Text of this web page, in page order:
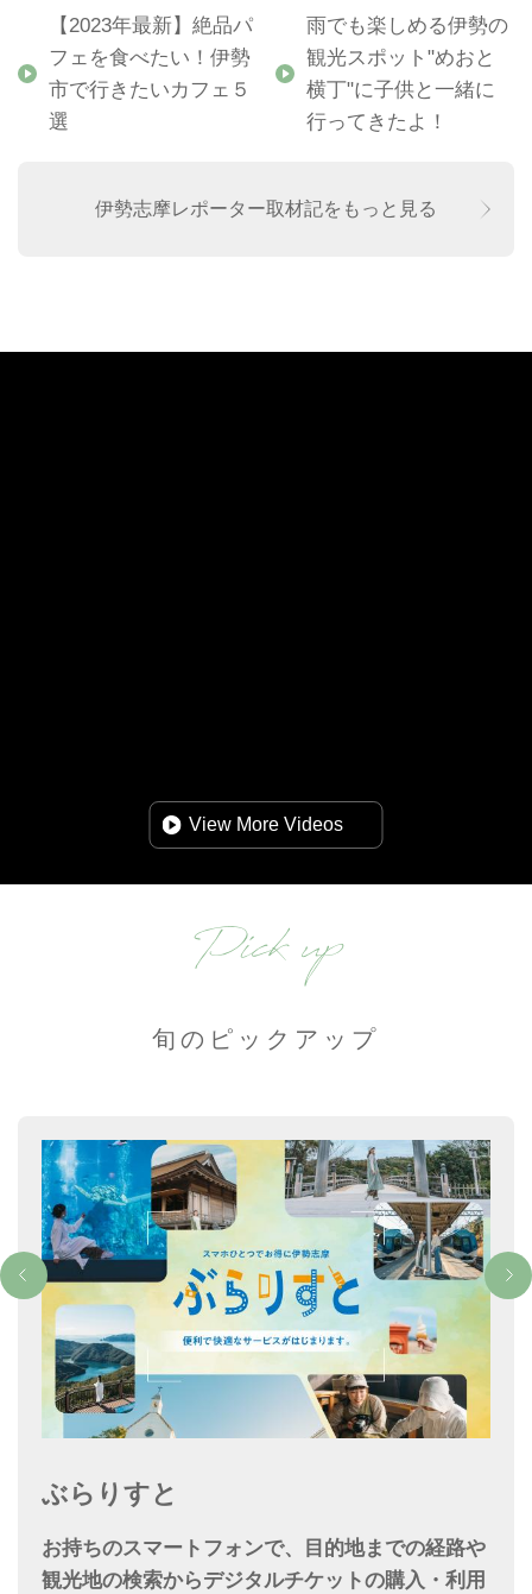
【2023年最新】絶品パ
フェを食べたい！伊勢
市で行きたいカフェ５
選
雨でも楽しめる伊勢の
観光スポット"めおと
横丁"に子供と一緒に
行ってきたよ！
伊勢志摩レポーター取材記をもっと見る
View More Videos
Pick up
旬のピックアップ
ぶらりすと
お持ちのスマートフォンで、目的地までの経路や
観光地の検索からデジタルチケットの購入・利用